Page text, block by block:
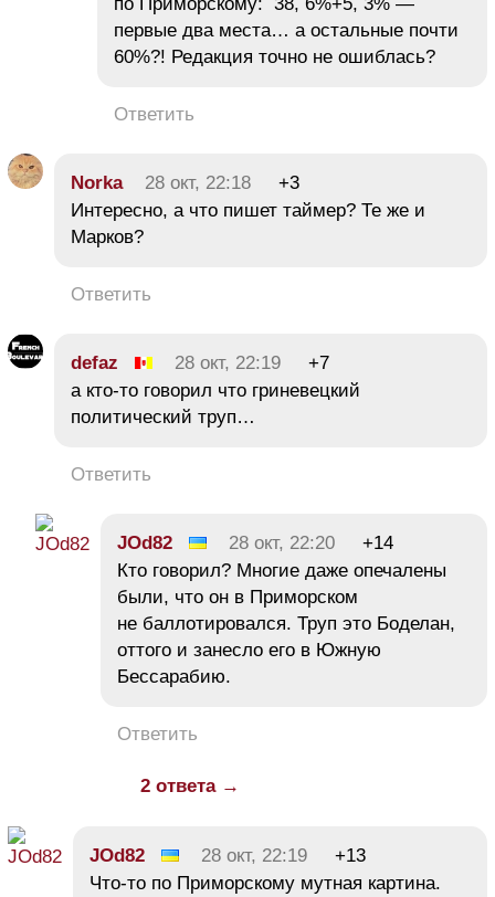
первые два места… а остальные почти
60%?! Редакция точно не ошиблась?
Ответить
Norka 28 окт, 22:18
+3
Интересно, а что пишет таймер? Те же и
Марков?
Ответить
defaz 28 окт, 22:19
+7
а кто-то говорил что гриневецкий
политический труп…
Ответить
JOd82 28 окт, 22:20
+14
Кто говорил? Многие даже опечалены
были, что он в Приморском
не баллотировался. Труп это Боделан,
оттого и занесло его в Южную
Бессарабию.
Ответить
2 ответа →
JOd82 28 окт, 22:19
+13
Что-то по Приморскому мутная картина.